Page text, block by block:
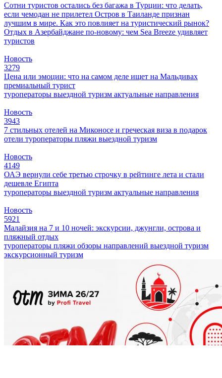
Сотни туристов остались без багажа в Турции: что делать,
если чемодан не прилетел Остров в Таиланде признан
лучшим в мире. Как это повлияет на туристический рынок?
Отдых в Азербайджане по-новому: чем Sea Breeze удивляет
туристов
Новость
3279
Цена или эмоции: что на самом деле ищет на Мальдивах
премиальный турист
туроператоры выездной туризм актуальные направления
Новость
3943
7 стильных отелей на Миконосе и греческая виза в подарок
отели туроператоры пляжи выездной туризм
Новость
4149
ОАЭ вернули себе третью строчку в рейтинге лета и стали
дешевле Египта
туроператоры выездной туризм актуальные направления
Новость
5921
Малайзия на 7 и 10 ночей: экскурсии, джунгли, острова и
пляжный отдых
туроператоры пляжи обзоры направлений выездной туризм
экскурсионный туризм